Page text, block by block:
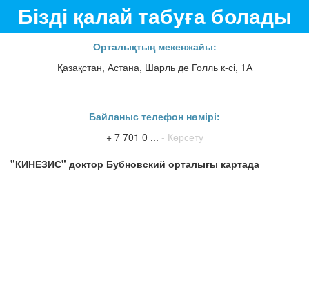
Бізді қалай табуға болады
Орталықтың мекенжайы:
Қазақстан, Астана, Шарль де Голль к-сі, 1А
Байланыс телефон нөмірі:
+ 7 701 0 ... - Көрсету
"КИНЕЗИС" доктор Бубновский орталығы картада